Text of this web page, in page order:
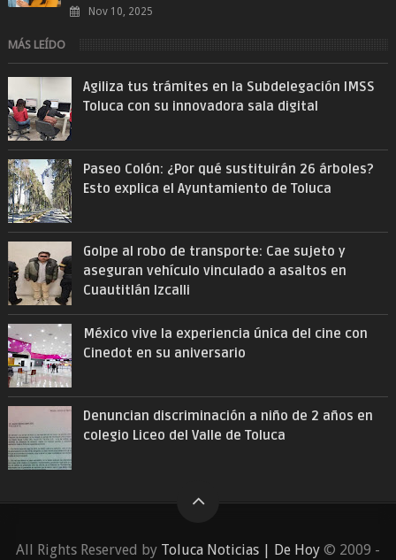
Nov 10, 2025
MÁS LEÍDO
Agiliza tus trámites en la Subdelegación IMSS
Toluca con su innovadora sala digital
Paseo Colón: ¿Por qué sustituirán 26 árboles?
Esto explica el Ayuntamiento de Toluca
Golpe al robo de transporte: Cae sujeto y
aseguran vehículo vinculado a asaltos en
Cuautitlán Izcalli
México vive la experiencia única del cine con
Cinedot en su aniversario
Denuncian discriminación a niño de 2 años en
colegio Liceo del Valle de Toluca
All Rights Reserved by Toluca Noticias | De Hoy © 2009 -